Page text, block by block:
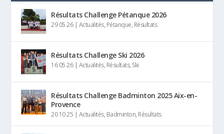
Résultats Challenge Pétanque 2026
29 05 26| Actualités, Pétanque, Résultats
Résultats Challenge Ski 2026
16 05 26| Actualités, Résultats, Ski
Résultats Challenge Badminton 2025 Aix-en-
Provence
20 10 25 | Actualités, Badminton, Résultats